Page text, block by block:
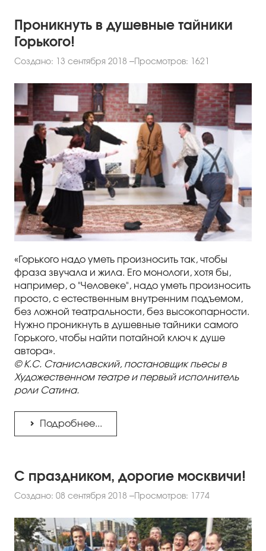
Проникнуть в душевные тайники
Горького!
Создано: 13 сентября 2018 Просмотров: 1621
«Горького надо уметь произносить так, чтобы
фраза звучала и жила. Его монологи, хотя бы,
например, о "Человеке", надо уметь произносить
просто, с естественным внутренним подъемом,
без ложной театральности, без высокопарности.
Нужно проникнуть в душевные тайники самого
Горького, чтобы найти потайной ключ к душе
автора».
© К.С. Станиславский, постановщик пьесы в
Художественном театре и первый исполнитель
роли Сатина.
Подробнее...
С праздником, дорогие москвичи!
Создано: 08 сентября 2018 Просмотров: 1774